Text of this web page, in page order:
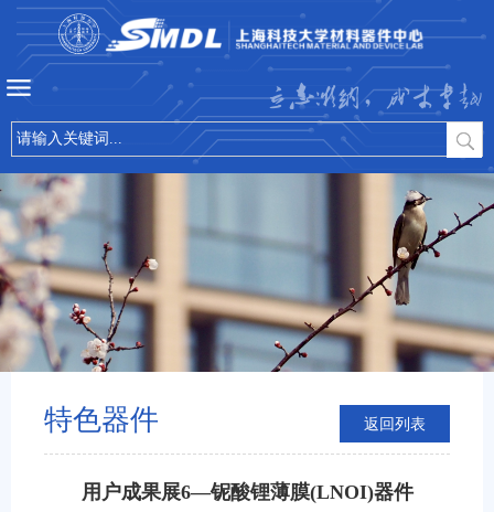
立志微纳，成才卓越
特色器件 返回列表
用户成果展6—铌酸锂薄膜(LNOI)器件